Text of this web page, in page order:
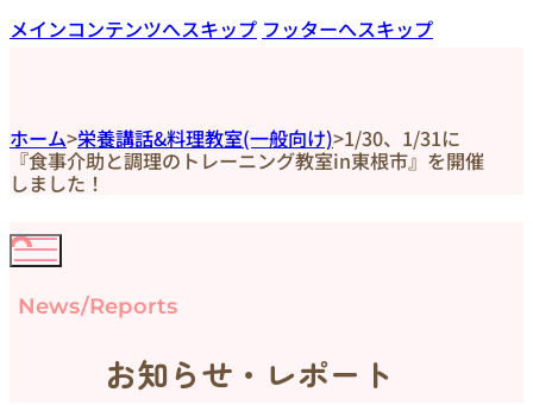
メインコンテンツへスキップ フッターへスキップ
ホーム>栄養講話&料理教室(一般向け)>1/30、1/31に
『食事介助と調理のトレーニング教室in東根市』を開催
しました！
News/Reports
お知らせ・レポート